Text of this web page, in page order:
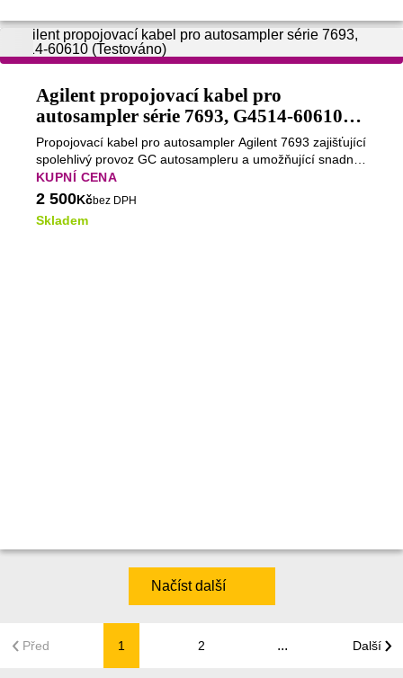
Agilent propojovací kabel pro
autosampler série 7693, G4514-60610
(Testováno)
Propojovací kabel pro autosampler Agilent 7693 zajišťující
spolehlivý provoz GC autosampleru a umožňující snadné
přepínání injektoru mezi předním a zadním vstupem GC.
KUPNÍ CENA
2 500Kčbez DPH
Skladem
Před 1 2 ... Další
Načíst další